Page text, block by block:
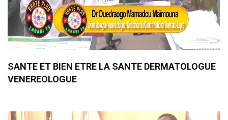
SANTE ET BIEN ETRE LA SANTE DERMATOLOGUE
VENEREOLOGUE